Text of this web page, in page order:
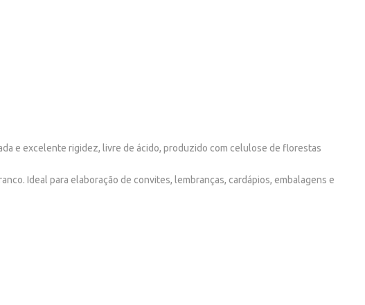
e excelente rigidez, livre de ácido, produzido com celulose de florestas
Ideal para elaboração de convites, lembranças, cardápios, embalagens e